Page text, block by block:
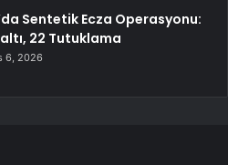
Sentetik Ecza Operasyonu:
22 Tutuklama
6, 2026